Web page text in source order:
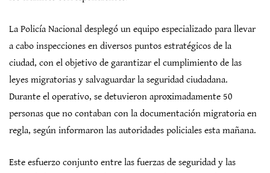
La Policía Nacional desplegó un equipo especializado para llevar
a cabo inspecciones en diversos puntos estratégicos de la
ciudad, con el objetivo de garantizar el cumplimiento de las
leyes migratorias y salvaguardar la seguridad ciudadana.
Durante el operativo, se detuvieron aproximadamente 50
personas que no contaban con la documentación migratoria en
regla, según informaron las autoridades policiales esta mañana.
Este esfuerzo conjunto entre las fuerzas de seguridad y las